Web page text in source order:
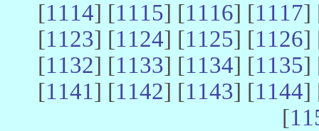
[1114] [1115] [1116] [1117]
[1123] [1124] [1125] [1126]
[1132] [1133] [1134] [1135]
[1141] [1142] [1143] [1144]
[